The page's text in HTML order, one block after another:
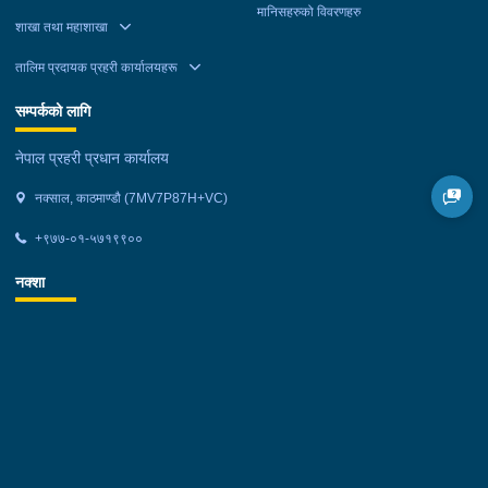
शाखा तथा महाशाखा
तालिम प्रदायक प्रहरी कार्यालयहरू
मानिसहरुको विवरणहरु
सम्पर्कको लागि
नेपाल प्रहरी प्रधान कार्यालय
नक्साल, काठमाण्डौ (7MV7P87H+VC)
+९७७-०१-५७१९९००
नक्शा